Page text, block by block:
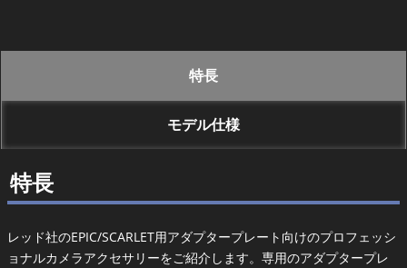
特長
モデル仕様
特長
レッド社のEPIC/SCARLET用アダプタープレート向けのプロフェッシ
ョナルカメラアクセサリーをご紹介します。専用のアダプタープレ